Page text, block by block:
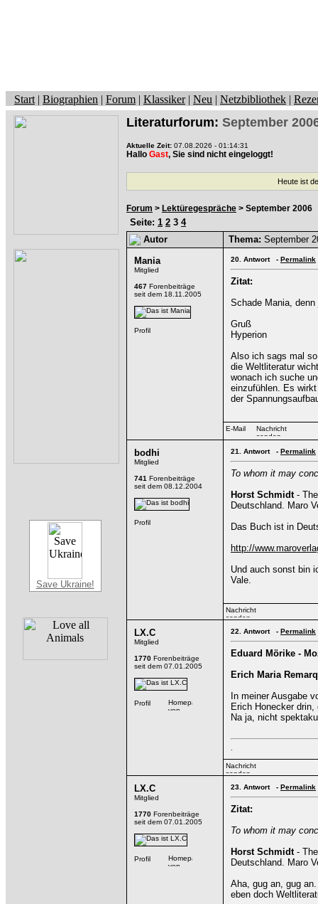
Start | Biographien | Forum | Klassiker| Neu | Netzbibliothek |
Save Ukraine!
Literaturforum: September
Aktuelle Zeit: 07.08.2026 - 01:14:31
Hallo Gast, Sie sind nicht eingeloggt!
Heute ist
Forum > Lektüregespräche > September 2006
Seite: 1 2 3 4
Autor
Thema: September
Mania
Mitglied
467 Forenbeiträge
seit dem 18.11.2005
20. Antwort - Permalink
Zitat:
Schade Mania,
Gruß
Hyperion
Also ich sags mal
die Weltliteratur
wonach ich suche
einzufühlen. Es
der
bodhi
Mitglied
741 Forenbeiträge
seit dem 08.12.2004
21. Antwort - Permalink
To whom it may
Horst Schmidt- The
Deutschland. Maro
Das Buch ist in
http://
Und auch sonst bin
Vale.
LX.C
Mitglied
1770 Forenbeiträge
seit dem 07.01.2005
22. Antwort - Permalink
Eduard Mörike -
Erich Maria
In meiner Ausgabe
Erich Honecker
Na ja, nicht
LX.C
Mitglied
1770 Forenbeiträge
seit dem 07.01.2005
23. Antwort - Permalink
Zitat:
To whom it may
Horst Schmidt- The
Deutschland. Maro
Aha, gug an, gug
eben doch